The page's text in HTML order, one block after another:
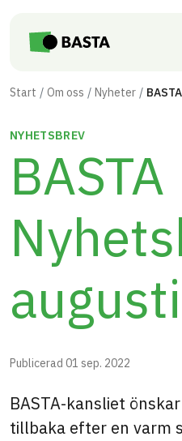
Start Om oss Nyheter
NYHETSBREV
BASTA
augusti
Publicerad 01 sep. 2022
BASTA-kansliet
tillbaka efter en varm